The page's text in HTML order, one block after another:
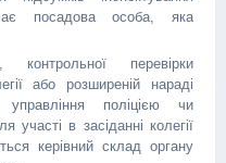
посадова особа, яка
контрольної перевірки
або розширеній нараді
управління поліцією чи
участі в засіданні колегії
керівний склад органу